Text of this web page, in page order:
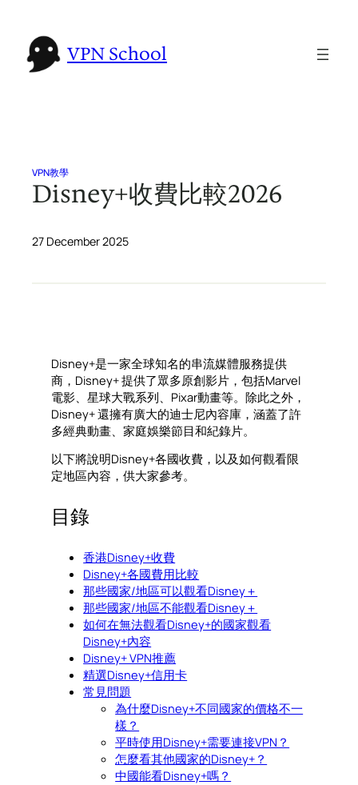
content
VPN School
VPN教學
Disney+收費比較2026
27 December 2025
Disney+是一家全球知名的串流媒體服務提供
商，Disney+ 提供了眾多原創影片，包括Marvel
電影、星球大戰系列、Pixar動畫等。除此之外，
Disney+ 還擁有廣大的迪士尼內容庫，涵蓋了許
多經典動畫、家庭娛樂節目和紀錄片。
以下將說明Disney+各國收費，以及如何觀看限
定地區內容，供大家參考。
目錄
香港Disney+收費
Disney+各國費用比較
那些國家/地區可以觀看Disney＋
那些國家/地區不能觀看Disney＋
如何在無法觀看Disney+的國家觀看
Disney+內容
Disney+ VPN推薦
精選Disney+信用卡
常見問題
為什麼Disney+不同國家的價格不一
樣？
平時使用Disney+需要連接VPN？
怎麼看其他國家的Disney+？
中國能看Disney+嗎？